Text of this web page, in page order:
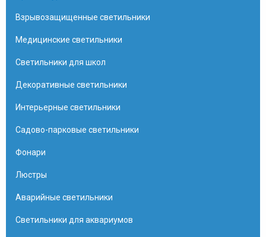
Взрывозащищенные светильники
Медицинские светильники
Светильники для школ
Декоративные светильники
Интерьерные светильники
Садово-парковые светильники
Фонари
Люстры
Аварийные светильники
Светильники для аквариумов